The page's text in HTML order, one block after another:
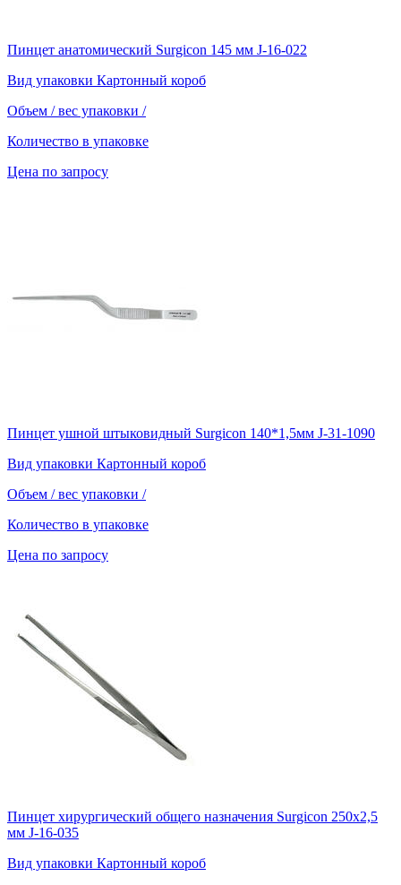
Пинцет анатомический Surgicon 145 мм J-16-022
Вид упаковки Картонный короб
Объем / вес упаковки /
Количество в упаковке
Цена по запросу
Пинцет ушной штыковидный Surgicon 140*1,5мм J-31-1090
Вид упаковки Картонный короб
Объем / вес упаковки /
Количество в упаковке
Цена по запросу
Пинцет хирургический общего назначения Surgicon 250х2,5
мм J-16-035
Вид упаковки Картонный короб